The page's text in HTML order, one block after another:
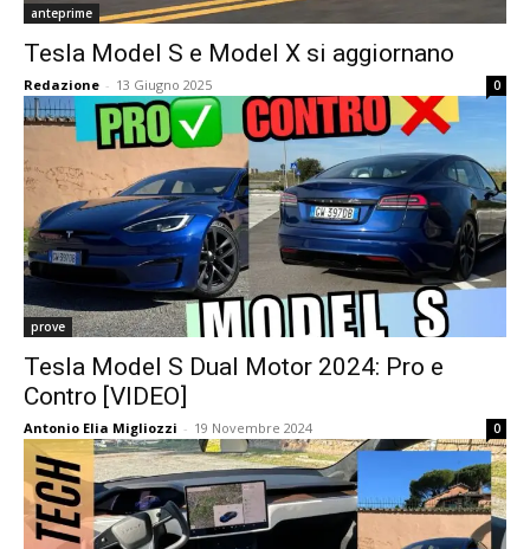
anteprime
Tesla Model S e Model X si aggiornano
Redazione - 13 Giugno 2025 0
prove
Tesla Model S Dual Motor 2024: Pro e
Contro [VIDEO]
Antonio Elia Migliozzi - 19 Novembre 2024 0